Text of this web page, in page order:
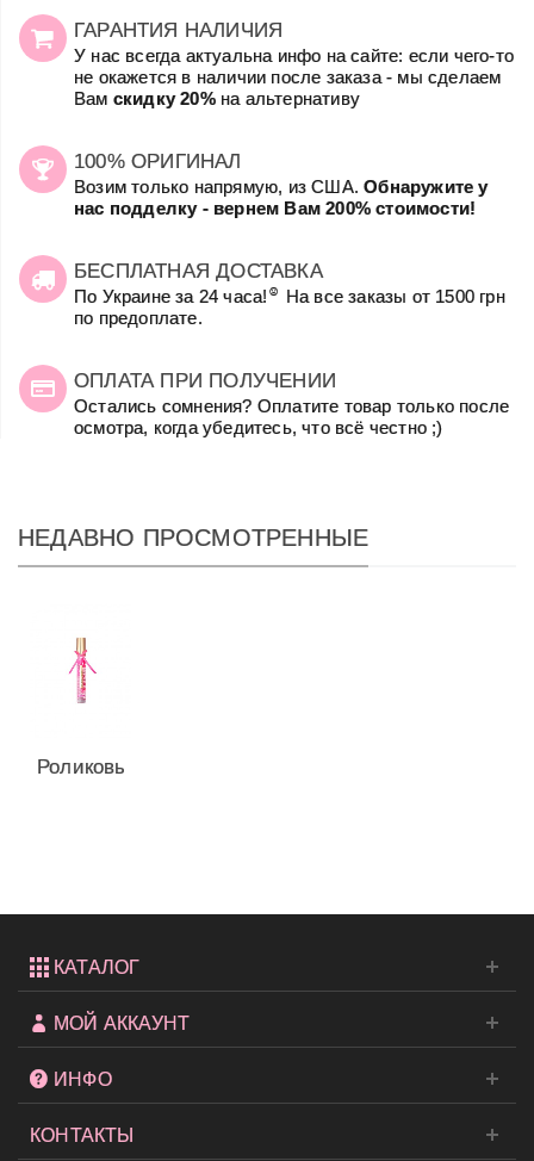
ГАРАНТИЯ НАЛИЧИЯ
У нас всегда актуальна инфо на сайте: если чего-то
не окажется в наличии после заказа - мы сделаем
Вам скидку 20%на альтернативу
100% ОРИГИНАЛ
Возим только напрямую, из США.Обнаружите у
нас подделку - вернем Вам 200% стоимости!
БЕСПЛАТНАЯ ДОСТАВКА
По Украине за 24 часа! ☺
На все заказы от 1500 грн
по предоплате.
ОПЛАТА ПРИ ПОЛУЧЕНИИ
Остались сомнения? Оплатите товар только после
осмотра, когда убедитесь, что всё честно ;)
НЕДАВНО ПРОСМОТРЕННЫЕ
Роликовый
КАТАЛОГ
МОЙ АККАУНТ
ИНФО
КОНТАКТЫ